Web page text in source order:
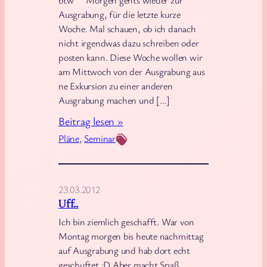
r
ä
n
e
n
–
W
o
c
A
u
s
Pläne, Seminar
Ausgrabung, für die letzte kurze
Woche. Mal schauen, ob ich danach
nicht irgendwas dazu schreiben oder
posten kann. Diese Woche wollen wir
am Mittwoch von der Ausgrabung aus
ne Exkursion zu einer anderen
Ausgrabung machen und […]
Beitrag lesen »:
G
b
b
e
23.03.2012
Uff..
Ich bin ziemlich geschafft. War von
Montag morgen bis heute nachmittag
auf Ausgrabung und hab dort echt